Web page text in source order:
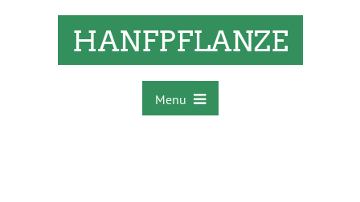
HANFPFLANZE
Menu